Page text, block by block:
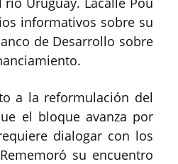
informativos sobre su
de Desarrollo sobre
a la reformulación del
el bloque avanza por
dialogar con los
su encuentro